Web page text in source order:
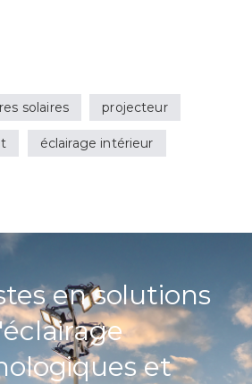
solaires projecteur
éclairage intérieur
en solutions
et